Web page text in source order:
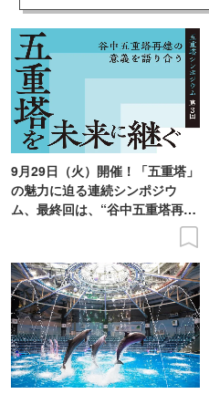
9月29日（火）開催！「五重塔」
の魅力に迫る連続シンポジウ
ム、最終回は、“谷中五重塔再建